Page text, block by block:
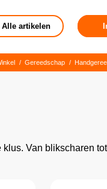
Alle artikelen
/ Gereedschap /
Van blikscharen